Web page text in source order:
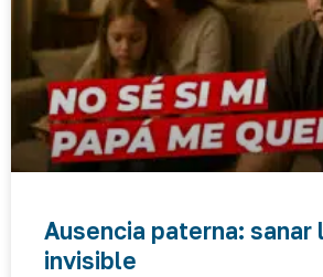
Ausencia paterna: sanar
invisible